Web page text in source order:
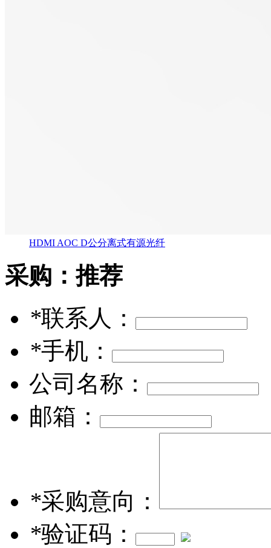
HDMI AOC D公分离式有源光纤
采购：推荐
*联系人：
*手机：
公司名称：
邮箱：
*采购意向：
*验证码：